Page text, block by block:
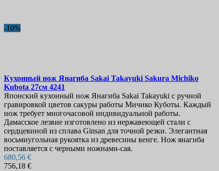
-10%
Кухонный нож Янагиба Sakai Takayuki Sakura Michiko
Kubota 27см 4241
Японский кухонный нож Янагиба Sakai Takayuki с ручной
гравировкой цветов сакуры работы Мичико Куботы. Каждый
нож требует многочасовой индивидуальной работы.
Дамасское лезвие изготовлено из нержавеющей стали с
сердцевиной из сплава Ginsan для точной резки. Элегантная
восьмиугольная рукоятка из древесины венге. Нож янагиба
поставляется с черными ножнами-сая.
680,56 €
756,18 €